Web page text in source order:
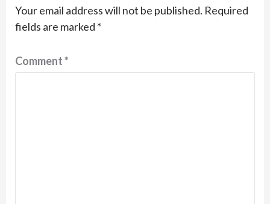
Your email address will not be published. Required
fields are marked *
Comment*